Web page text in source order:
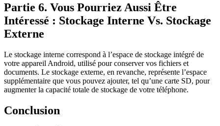
Partie 6. Vous Pourriez Aussi Être
Intéressé : Stockage Interne Vs. Stockage
Externe
Le stockage interne correspond à l’espace de stockage intégré de
votre appareil Android, utilisé pour conserver vos fichiers et
documents. Le stockage externe, en revanche, représente l’espace
supplémentaire que vous pouvez ajouter, tel qu’une carte SD, pour
augmenter la capacité totale de stockage de votre téléphone.
Conclusion